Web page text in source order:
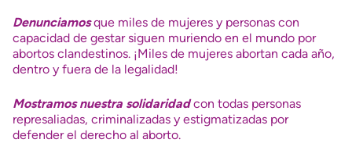
Denunciamos que miles de mujeres y personas con
capacidad de gestar siguen muriendo en el mundo por
abortos clandestinos. ¡Miles de mujeres abortan cada año,
dentro y fuera de la legalidad!
Mostramos nuestra solidaridadcon todas personas
represaliadas, criminalizadas y estigmatizadas por
defender el derecho al aborto.